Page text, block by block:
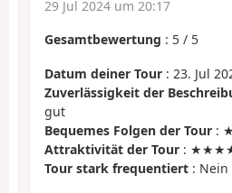
29 Jul 2024 um 20:17
Gesamtbewertung : 5 / 5
Datum deiner Tour : 23. Jul
Zuverlässigkeit der
gut
Bequemes Folgen der Tour :
Attraktivität der Tour :
Tour stark frequentiert : Nein